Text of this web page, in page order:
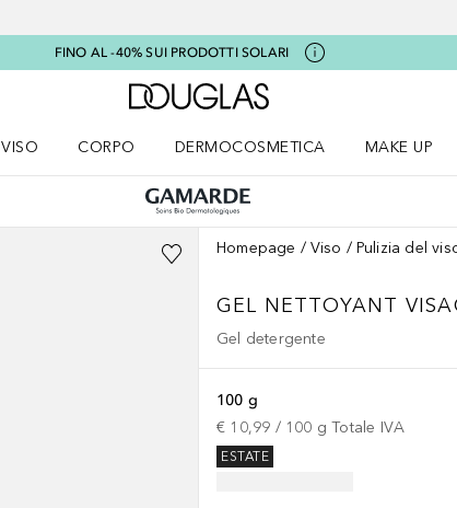
FINO AL -40% SUI PRODOTTI SOLARI
A Douglas Home
VISO
CORPO
DERMOCOSMETICA
MAKE UP
Homepage Viso Pulizia del
GEL NETTOYANT
Gel detergente
100 g
€ 10,99 / 100 g Totale IVA
ESTATE